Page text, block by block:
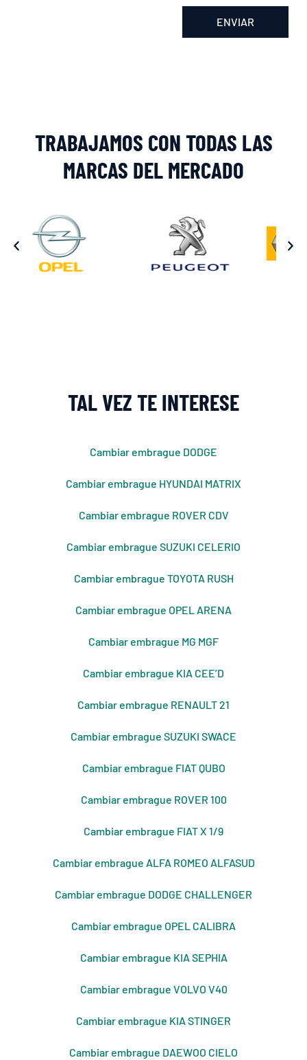
ENVIAR
TRABAJAMOS CON TODAS LAS
MARCAS DEL MERCADO
TAL VEZ TE INTERESE
Cambiar embrague DODGE
Cambiar embrague HYUNDAI MATRIX
Cambiar embrague ROVER CDV
Cambiar embrague SUZUKI CELERIO
Cambiar embrague TOYOTA RUSH
Cambiar embrague OPEL ARENA
Cambiar embrague MG MGF
Cambiar embrague KIA CEE’D
Cambiar embrague RENAULT 21
Cambiar embrague SUZUKI SWACE
Cambiar embrague FIAT QUBO
Cambiar embrague ROVER 100
Cambiar embrague FIAT X 1/9
Cambiar embrague ALFA ROMEO ALFASUD
Cambiar embrague DODGE CHALLENGER
Cambiar embrague OPEL CALIBRA
Cambiar embrague KIA SEPHIA
Cambiar embrague VOLVO V40
Cambiar embrague KIA STINGER
Cambiar embrague DAEWOO CIELO